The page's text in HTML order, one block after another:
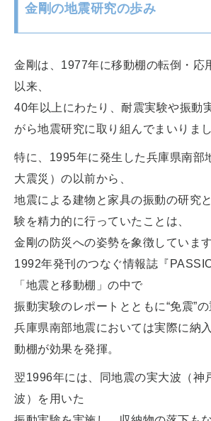
金剛の地震研究の歩み
金剛は、1977年に移動棚の転倒・応
以来、
40年以上にわたり、耐震実験や振動
がら地震研究に取り組んでまいりまし
特に、1995年に発生した兵庫県南部
大震災）の以前から、
地震による建物と家具の振動の研究
験を精力的に行っていたことは、
金剛の防災への姿勢を象徴しています
1992年発刊のつなぐ情報誌『
「地震と移動棚」の中で
振動実験のレポートとともに“免震”の
兵庫県南部地震においては実際に納
動棚が効果を発揮。
翌1996年には、同地震の実大波（神
波）を用いた